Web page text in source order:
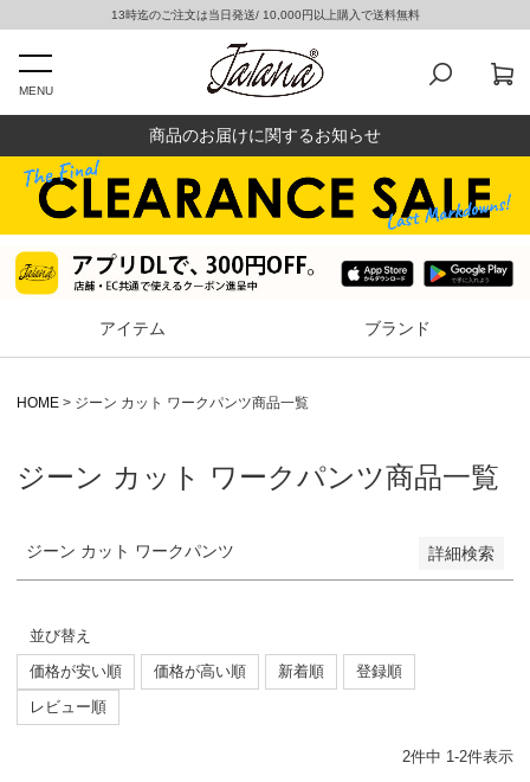
13時迄のご注文は当日発送/ 10,000円以上購入で送料無料
MENU
商品のお届けに関するお知らせ
アイテム ブランド
HOME ジーン カット ワークパンツ商品一覧
ジーン カット ワークパンツ商品一覧
ジーン カット ワークパンツ 詳細検索
並び順
登録順
価格が高い順
優先度順
キーワードヒット順
並び替え
価格が安い順
価格が高い順 新着順
登録順
レビュー順
2件中 1-2件表示